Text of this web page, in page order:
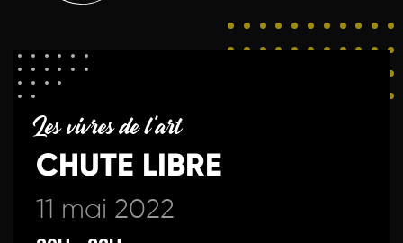
Les vivres de l'art
CHUTE LIBRE
11 mai 2022